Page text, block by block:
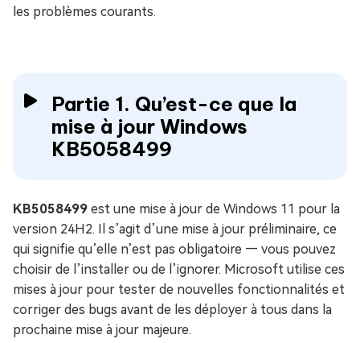
les problèmes courants.
Partie 1. Qu’est-ce que la
mise à jour Windows
KB5058499
KB5058499 est une mise à jour de Windows 11 pour la
version 24H2. Il s’agit d’une mise à jour préliminaire, ce
qui signifie qu’elle n’est pas obligatoire — vous pouvez
choisir de l’installer ou de l’ignorer. Microsoft utilise ces
mises à jour pour tester de nouvelles fonctionnalités et
corriger des bugs avant de les déployer à tous dans la
prochaine mise à jour majeure.